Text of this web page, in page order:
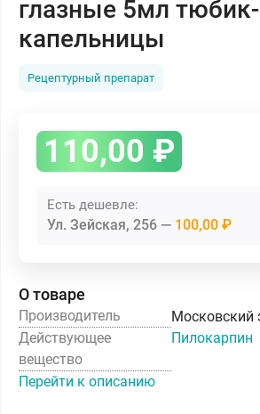
глазные 5мл тюбик-
капельницы
Рецептурный препарат
110,00 ₽
Есть дешевле:
Ул. Зейская, 256 100,00 ₽
О товаре
Производитель
Действующее
вещество
Пилокарпин
Перейти к описанию